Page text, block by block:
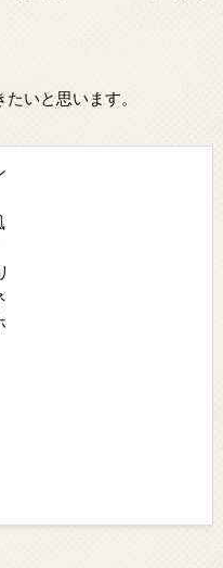
いと思います。